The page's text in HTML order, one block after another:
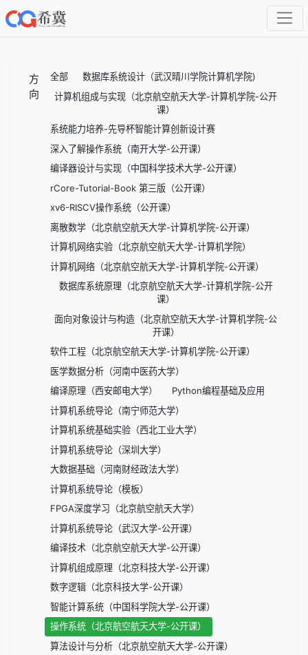
方
向
全部
数据库系统设计（武汉晴川学院计算机学院)
计算机组成与实现（北京航空航天大学-计算机学院-公开
课）
系统能力培养-先导杯智能计算创新设计赛
深入了解操作系统（南开大学-公开课）
编译器设计与实现（中国科学技术大学-公开课）
rCore-Tutorial-Book 第三版（公开课）
xv6-RISCV操作系统（公开课）
离散数学（北京航空航天大学-计算机学院-公开课）
计算机网络实验（北京航空航天大学-计算机学院）
计算机网络（北京航空航天大学-计算机学院-公开课）
数据库系统原理（北京航空航天大学-计算机学院-公开
课）
面向对象设计与构造（北京航空航天大学-计算机学院-公
开课）
软件工程（北京航空航天大学-计算机学院-公开课）
医学数据分析（河南中医药大学）
编译原理（西安邮电大学）
Python编程基础及应用
计算机系统导论（南宁师范大学）
计算机系统基础实验（西北工业大学）
计算机系统导论（深圳大学）
大数据基础（河南财经政法大学）
计算机系统导论（模板）
FPGA深度学习（北京航空航天大学）
计算机系统导论（武汉大学-公开课）
编译技术（北京航空航天大学-公开课）
计算机组成原理（北京科技大学-公开课）
数字逻辑（北京科技大学-公开课）
智能计算系统（中国科学院大学-公开课）
操作系统（北京航空航天大学-公开课）
算法设计与分析（北京航空航天大学-公开课）